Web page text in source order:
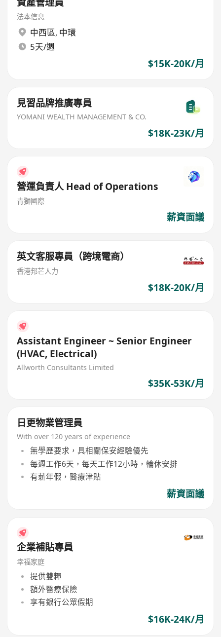
法本信息
中西區, 中環
5天/週
$15K-20K/月
見習品牌推廣專員
YOMANI WEALTH MANAGEMENT & CO.
$18K-23K/月
營運負責人 Head of Operations
青獅國際
薪資面議
英文客服專員（跨境電商）
香港邦芒人力
$18K-20K/月
Assistant Engineer ~ Senior Engineer
(HVAC, Electrical)
Allworth Consultants Limited
$35K-53K/月
日更物業管理員
With over 120 years of experience
無學歷要求，具相關保安經驗優先
每週工作6天，每天工作12小時，輪休安排
有薪年假，醫療津貼
薪資面議
企業補貼專員
幸福家庭
提供雙糧
額外醫療保險
享有銀行公眾假期
$16K-24K/月